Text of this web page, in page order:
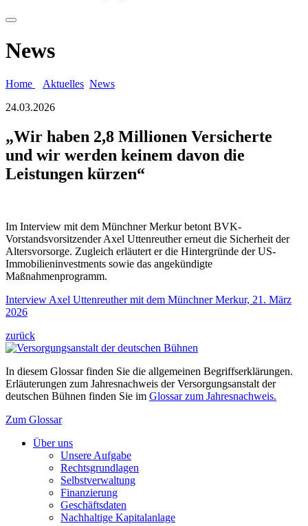
News
Home Aktuelles News
24.03.2026
„Wir haben 2,8 Millionen Versicherte
und wir werden keinem davon die
Leistungen kürzen“
Im Interview mit dem Münchner Merkur betont BVK-
Vorstandsvorsitzender Axel Uttenreuther erneut die Sicherheit der
Altersvorsorge. Zugleich erläutert er die Hintergründe der US-
Immobilieninvestments sowie das angekündigte
Maßnahmenprogramm.
Interview Axel Uttenreuther mit dem Münchner Merkur, 21. März
2026
zurück
In diesem Glossar finden Sie die allgemeinen Begriffserklärungen.
Erläuterungen zum Jahresnachweis der Versorgungsanstalt der
deutschen Bühnen finden Sie im Glossar zum Jahresnachweis.
Zum Glossar
Über uns
Unsere Aufgabe
Rechtsgrundlagen
Selbstverwaltung
Finanzierung
Geschäftsdaten
Nachhaltige Kapitalanlage